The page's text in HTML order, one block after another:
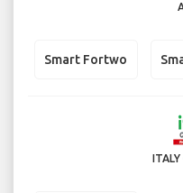
Smart Fortwo
ITALY